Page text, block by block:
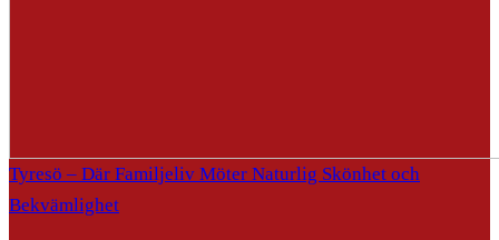
Tyresö – Där Familjeliv Möter Naturlig Skönhet och
Bekvämlighet